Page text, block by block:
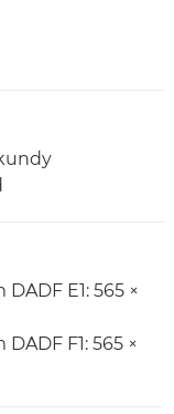
E1: 565 ×
F1: 565 ×